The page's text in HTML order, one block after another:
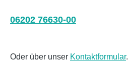
06202 76630-00
Oder über unser Kontaktformular.